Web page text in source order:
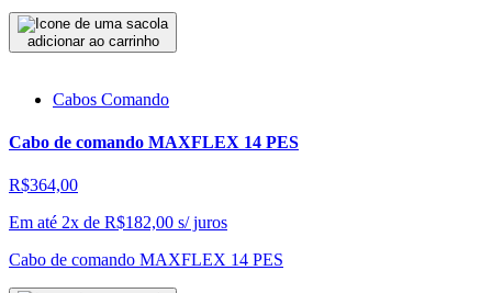
adicionar ao carrinho
Cabos Comando
Cabo de comando MAXFLEX 14 PES
R$364,00
Em até 2x de R$182,00 s/ juros
Cabo de comando MAXFLEX 14 PES